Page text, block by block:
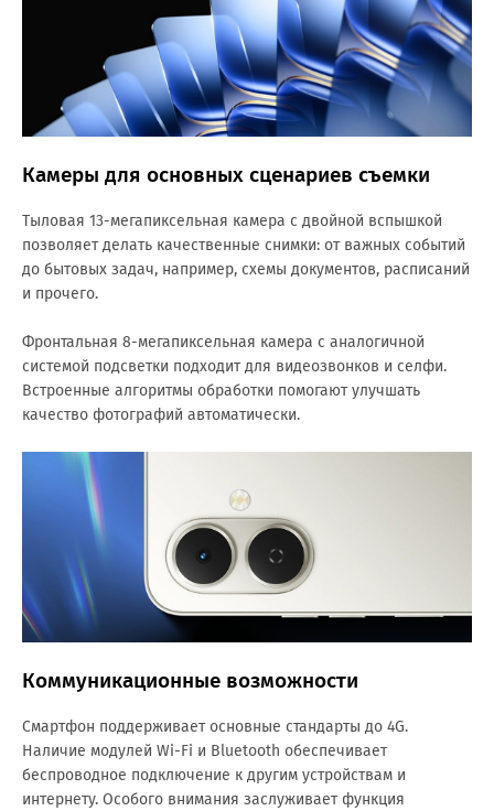
Камеры для основных сценариев съемки
Тыловая 13-мегапиксельная камера с двойной вспышкой
позволяет делать качественные снимки: от важных событий
до бытовых задач, например, схемы документов, расписаний
и прочего.
Фронтальная 8-мегапиксельная камера с аналогичной
системой подсветки подходит для видеозвонков и селфи.
Встроенные алгоритмы обработки помогают улучшать
качество фотографий автоматически.
Коммуникационные возможности
Смартфон поддерживает основные стандарты до 4G.
Наличие модулей Wi-Fi и Bluetooth обеспечивает
беспроводное подключение к другим устройствам и
интернету. Особого внимания заслуживает функция